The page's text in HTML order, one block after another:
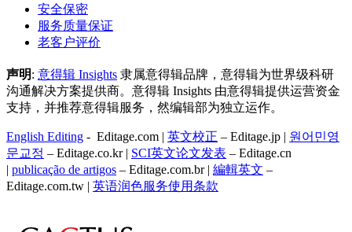
安全保密
服务质量保证
老客户评价
声明: 意得辑 Insights 隶属意得辑品牌，意得辑为世界级科研
沟通解决方案提供商。意得辑 Insights 由意得辑提供运营资金
支持，并推荐意得辑服务，然编辑部为独立运作。
English Editing - Editage.com | 英文校正 – Editage.jp | 원어민영
문교정 – Editage.co.kr | SCI英文论文发表 – Editage.cn
| publicação de artigos – Editage.com.br | 編輯英文 –
Editage.com.tw | 英语润色服务使用条款